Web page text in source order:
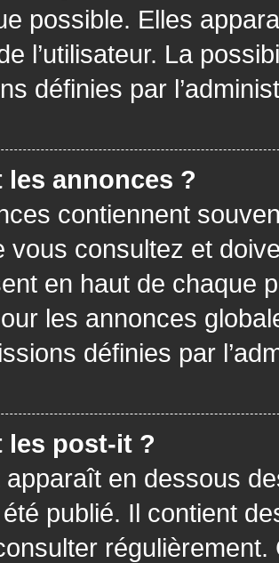
possible. Elles
l’utilisateur. La
définies par
les annonces ?
contiennent
vous consultez et
en haut de chaque
les annonces
définies par
les post-it ?
apparaît en dessous
publié. Il contient